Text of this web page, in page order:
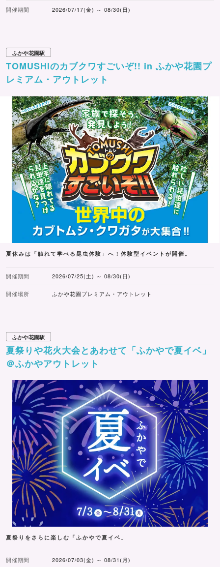
開催期間 2026/07/17(金) ～ 08/30(日)
ふかや花園駅
TOMUSHIのカブクワすごいぞ!! in ふかや花園プ
レミアム・アウトレット
夏休みは「触れて学べる昆虫体験」へ！体験型イベントが開催。
開催期間 2026/07/25(土) ～ 08/30(日)
開催場所 ふかや花園プレミアム・アウトレット
ふかや花園駅
夏祭りや花火大会とあわせて「ふかやで夏イベ」
＠ふかやアウトレット
夏祭りをさらに楽しむ「ふかやで夏イベ」
開催期間 2026/07/03(金) ～ 08/31(月)